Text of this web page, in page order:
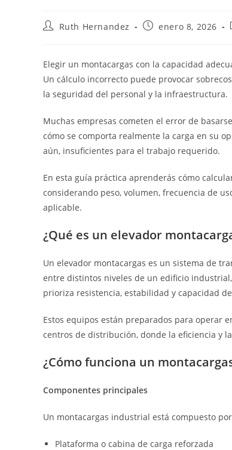
Autor
entrada:
Ruth Hernandez
Publicación
entrada:
enero 8, 2026
Elegir un montacargas con la capacidad
Un cálculo incorrecto puede provocar
la seguridad del personal y la infraestructura.
Muchas empresas cometen el error de
cómo se comporta realmente la carga en su
aún, insuficientes para el trabajo requerido.
En esta guía práctica aprenderás cómo
considerando peso, volumen, frecuencia de
aplicable.
¿Qué es un elevador
Un elevador montacargas es un sistema de
entre distintos niveles de un edificio
prioriza resistencia, estabilidad y capacidad
Estos equipos están preparados para operar
centros de distribución, donde la eficiencia y
¿Cómo funciona un
Componentes principales
Un montacargas industrial está compuesto
Plataforma o cabina de carga reforzada